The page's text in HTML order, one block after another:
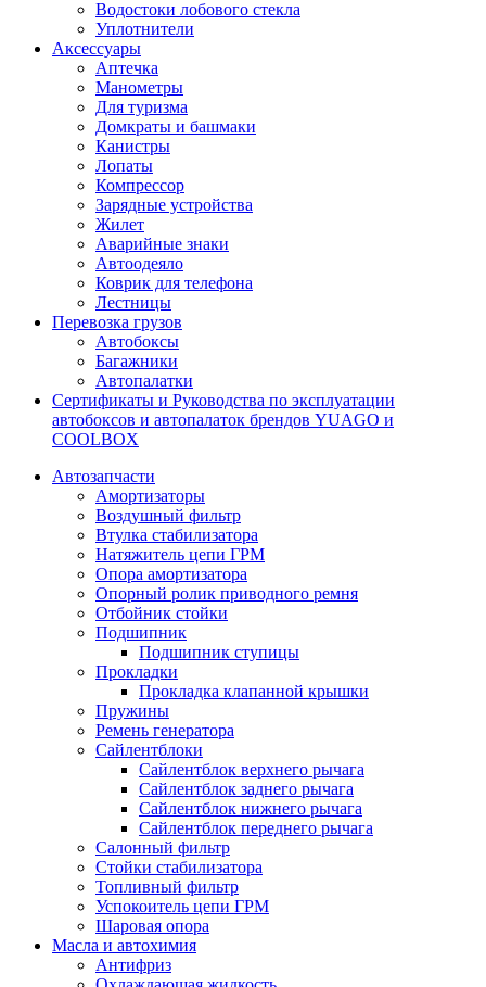
Водостоки лобового стекла
Уплотнители
Аксессуары
Аптечка
Манометры
Для туризма
Домкраты и башмаки
Канистры
Лопаты
Компрессор
Зарядные устройства
Жилет
Аварийные знаки
Автоодеяло
Коврик для телефона
Лестницы
Перевозка грузов
Автобоксы
Багажники
Автопалатки
Сертификаты и Руководства по эксплуатации
автобоксов и автопалаток брендов YUAGO и
COOLBOX
Автозапчасти
Амортизаторы
Воздушный фильтр
Втулка стабилизатора
Натяжитель цепи ГРМ
Опора амортизатора
Опорный ролик приводного ремня
Отбойник стойки
Подшипник
Подшипник ступицы
Прокладки
Прокладка клапанной крышки
Пружины
Ремень генератора
Сайлентблоки
Сайлентблок верхнего рычага
Сайлентблок заднего рычага
Сайлентблок нижнего рычага
Сайлентблок переднего рычага
Салонный фильтр
Стойки стабилизатора
Топливный фильтр
Успокоитель цепи ГРМ
Шаровая опора
Масла и автохимия
Антифриз